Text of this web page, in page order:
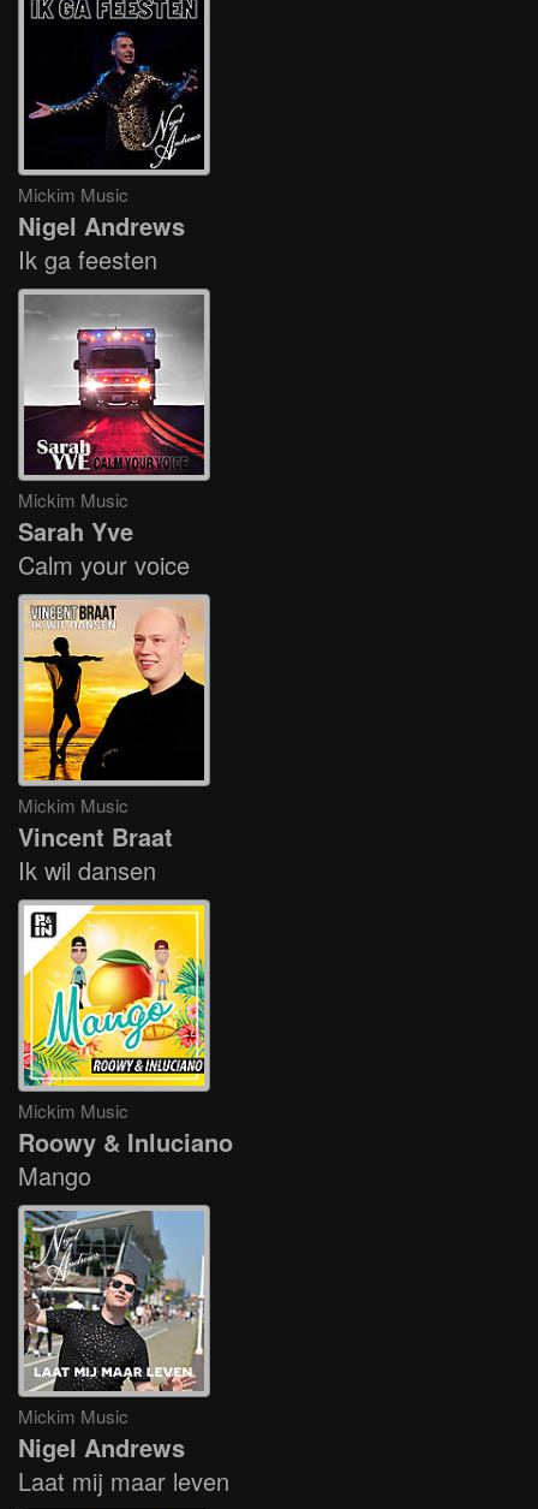
Mickim Music
Nigel Andrews
Ik ga feesten
Mickim Music
Sarah Yve
Calm your voice
Mickim Music
Vincent Braat
Ik wil dansen
Mickim Music
Roowy & Inluciano
Mango
Mickim Music
Nigel Andrews
Laat mij maar leven